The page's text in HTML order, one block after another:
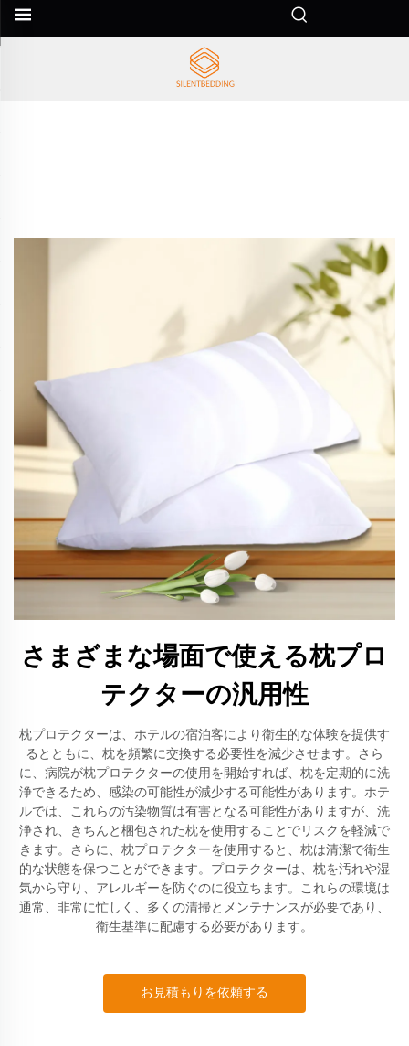
さまざまな場面で使える枕プロ
テクターの汎用性
枕プロテクターは、ホテルの宿泊客により衛生的な体験を提供す
るとともに、枕を頻繁に交換する必要性を減少させます。さら
に、病院が枕プロテクターの使用を開始すれば、枕を定期的に洗
浄できるため、感染の可能性が減少する可能性があります。ホテ
ルでは、これらの汚染物質は有害となる可能性がありますが、洗
浄され、きちんと梱包された枕を使用することでリスクを軽減で
きます。さらに、枕プロテクターを使用すると、枕は清潔で衛生
的な状態を保つことができます。プロテクターは、枕を汚れや湿
気から守り、アレルギーを防ぐのに役立ちます。これらの環境は
通常、非常に忙しく、多くの清掃とメンテナンスが必要であり、
衛生基準に配慮する必要があります。
お見積もりを依頼する